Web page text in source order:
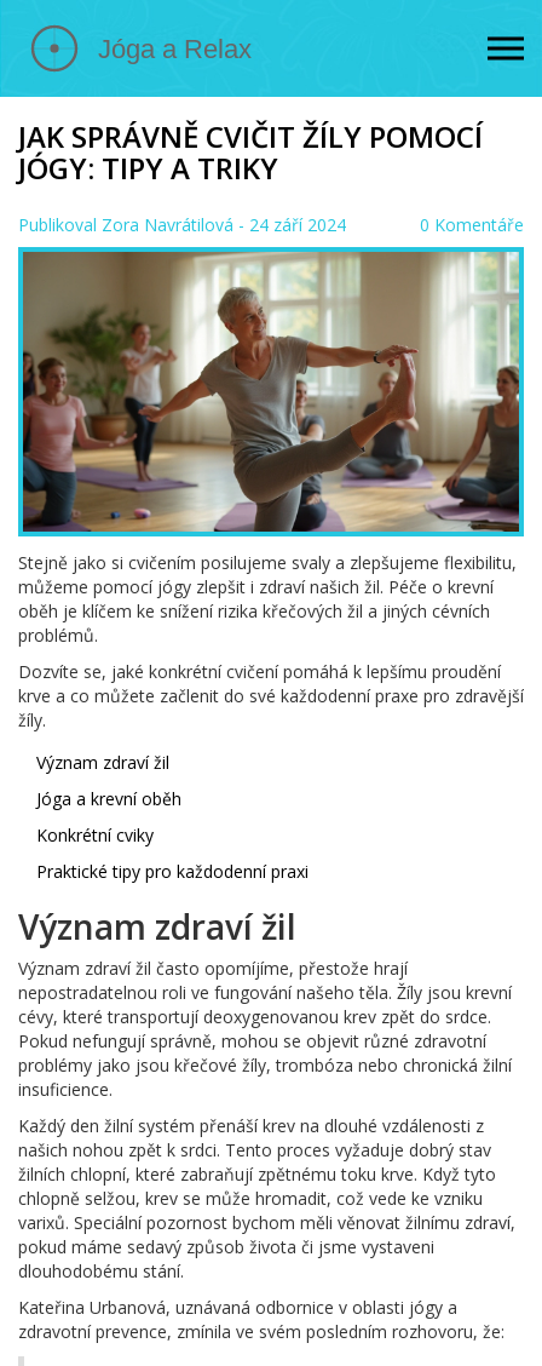
JAK SPRÁVNĚ CVIČIT ŽÍLY POMOCÍ
JÓGY: TIPY A TRIKY
Publikoval Zora Navrátilová - 24 září 2024 0 Komentáře
Stejně jako si cvičením posilujeme svaly a zlepšujeme flexibilitu,
můžeme pomocí jógy zlepšit i zdraví našich žil. Péče o krevní
oběh je klíčem ke snížení rizika křečových žil a jiných cévních
problémů.
Dozvíte se, jaké konkrétní cvičení pomáhá k lepšímu proudění
krve a co můžete začlenit do své každodenní praxe pro zdravější
žíly.
Význam zdraví žil
Jóga a krevní oběh
Konkrétní cviky
Praktické tipy pro každodenní praxi
Význam zdraví žil
Význam zdraví žil často opomíjíme, přestože hrají
nepostradatelnou roli ve fungování našeho těla. Žíly jsou krevní
cévy, které transportují deoxygenovanou krev zpět do srdce.
Pokud nefungují správně, mohou se objevit různé zdravotní
problémy jako jsou křečové žíly, trombóza nebo chronická žilní
insuficience.
Každý den žilní systém přenáší krev na dlouhé vzdálenosti z
našich nohou zpět k srdci. Tento proces vyžaduje dobrý stav
žilních chlopní, které zabraňují zpětnému toku krve. Když tyto
chlopně selžou, krev se může hromadit, což vede ke vzniku
varixů. Speciální pozornost bychom měli věnovat žilnímu zdraví,
pokud máme sedavý způsob života či jsme vystaveni
dlouhodobému stání.
Kateřina Urbanová, uznávaná odbornice v oblasti jógy a
zdravotní prevence, zmínila ve svém posledním rozhovoru, že: